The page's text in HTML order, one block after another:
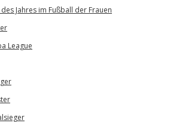
Jahres im Fußball der Frauen
League